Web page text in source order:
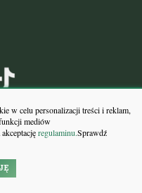
w celu personalizacji treści i reklam,
mediów
regulaminu.Sprawdź